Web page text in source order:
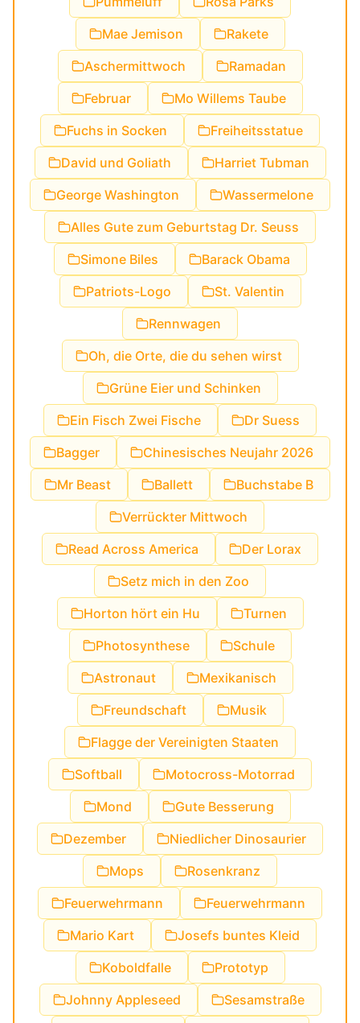
Mae Jemison
Rakete
Aschermittwoch
Ramadan
Februar
Mo Willems Taube
Fuchs in Socken
Freiheitsstatue
David und Goliath
Harriet Tubman
George Washington
Wassermelone
Alles Gute zum Geburtstag Dr. Seuss
Simone Biles
Barack Obama
Patriots-Logo
St. Valentin
Rennwagen
Oh, die Orte, die du sehen wirst
Grüne Eier und Schinken
Ein Fisch Zwei Fische
Dr Suess
Bagger
Chinesisches Neujahr 2026
Mr Beast
Ballett
Buchstabe B
Verrückter Mittwoch
Read Across America
Der Lorax
Setz mich in den Zoo
Horton hört ein Hu
Turnen
Photosynthese
Schule
Astronaut
Mexikanisch
Freundschaft
Musik
Flagge der Vereinigten Staaten
Softball
Motocross-Motorrad
Mond
Gute Besserung
Dezember
Niedlicher Dinosaurier
Mops
Rosenkranz
Feuerwehrmann
Feuerwehrmann
Mario Kart
Josefs buntes Kleid
Koboldfalle
Prototyp
Johnny Appleseed
Sesamstraße